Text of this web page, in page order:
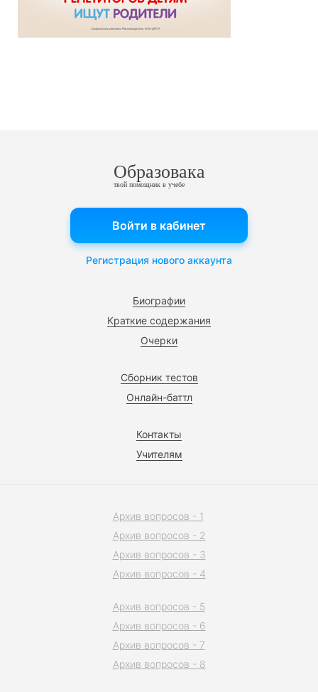
Образовака
твой помощник в учебе
Биографии
Краткие содержания
Очерки
Сборник тестов
Онлайн-баттл
Контакты
Учителям
Войти в кабинет
Регистрация нового аккаунта
Архив вопросов - 1
Архив вопросов - 2
Архив вопросов - 3
Архив вопросов - 4
Архив вопросов - 5
Архив вопросов - 6
Архив вопросов - 7
Архив вопросов - 8